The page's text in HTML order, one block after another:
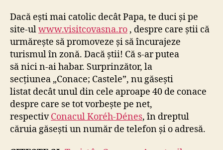
Dacă ești mai catolic decât Papa, te duci și pe
site-ulwww.visitcovasna.ro , despre care știi că
urmărește să promoveze și să încurajeze
turismul în zonă. Dacă știi! Că s-ar putea
să nici n-ai habar. Surprinzător, la
secțiunea „Conace; Castele”, nu găsești
listat decât unul din cele aproape 40 de conace
despre care se tot vorbește pe net,
respectivConacul Koréh-Dénes, în dreptul
căruia găsești un număr de telefon și o adresă.